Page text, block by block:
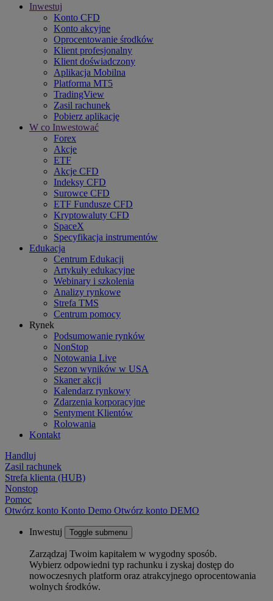
Inwestuj
Konto CFD
Konto akcyjne
Oprocentowanie środków
Klient profesjonalny
Klient doświadczony
Aplikacja Mobilna
Platforma MT5
TradingView
Zasil rachunek
Pobierz aplikację
W co Inwestować
Forex
Akcje
ETF
Akcje CFD
Indeksy CFD
Surowce CFD
ETF Fundusze CFD
Kryptowaluty CFD
SpaceX
Specyfikacja instrumentów
Edukacja
Centrum Edukacji
Artykuły edukacyjne
Webinary i szkolenia
Analizy rynkowe
Strefa TMS
Centrum pomocy
Rynek
Podsumowanie rynków
NonStop
Notowania Live
Sezon wyników w USA
Skaner akcji
Kalendarz rynkowy
Zdarzenia korporacyjne
Sentyment Klientów
Rolowania
Kontakt
Handluj
Zasil rachunek
Strefa klienta (HUB)
Nonstop
Pomoc
Otwórz konto Konto Demo Otwórz konto DEMO
Inwestuj Toggle submenu
Zarządzaj Twoim kapitałem w wygodny sposób.
Wybierz odpowiedni typ rachunku i zyskaj dostęp do
nowoczesnych platform oraz atrakcyjnego oprocentowania
wolnych środków.